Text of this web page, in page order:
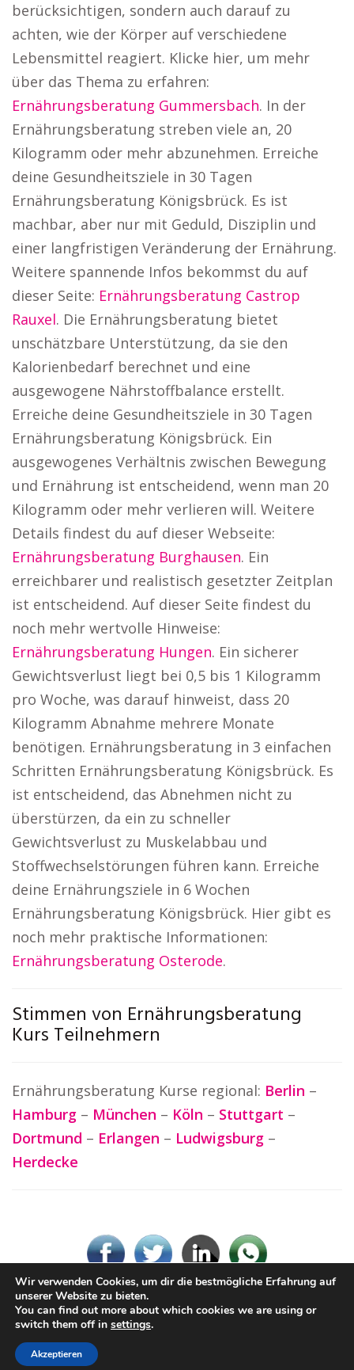
berücksichtigen, sondern auch darauf zu
achten, wie der Körper auf verschiedene
Lebensmittel reagiert. Klicke hier, um mehr
über das Thema zu erfahren:
Ernährungsberatung Gummersbach. In der
Ernährungsberatung streben viele an, 20
Kilogramm oder mehr abzunehmen. Erreiche
deine Gesundheitsziele in 30 Tagen
Ernährungsberatung Königsbrück. Es ist
machbar, aber nur mit Geduld, Disziplin und
einer langfristigen Veränderung der Ernährung.
Weitere spannende Infos bekommst du auf
dieser Seite: Ernährungsberatung Castrop
Rauxel. Die Ernährungsberatung bietet
unschätzbare Unterstützung, da sie den
Kalorienbedarf berechnet und eine
ausgewogene Nährstoffbalance erstellt.
Erreiche deine Gesundheitsziele in 30 Tagen
Ernährungsberatung Königsbrück. Ein
ausgewogenes Verhältnis zwischen Bewegung
und Ernährung ist entscheidend, wenn man 20
Kilogramm oder mehr verlieren will. Weitere
Details findest du auf dieser Webseite:
Ernährungsberatung Burghausen. Ein
erreichbarer und realistisch gesetzter Zeitplan
ist entscheidend. Auf dieser Seite findest du
noch mehr wertvolle Hinweise:
Ernährungsberatung Hungen. Ein sicherer
Gewichtsverlust liegt bei 0,5 bis 1 Kilogramm
pro Woche, was darauf hinweist, dass 20
Kilogramm Abnahme mehrere Monate
benötigen. Ernährungsberatung in 3 einfachen
Schritten Ernährungsberatung Königsbrück. Es
ist entscheidend, das Abnehmen nicht zu
überstürzen, da ein zu schneller
Gewichtsverlust zu Muskelabbau und
Stoffwechselstörungen führen kann. Erreiche
deine Ernährungsziele in 6 Wochen
Ernährungsberatung Königsbrück. Hier gibt es
noch mehr praktische Informationen:
Ernährungsberatung Osterode.
Stimmen von Ernährungsberatung
Kurs Teilnehmern
Ernährungsberatung Kurse regional: Berlin –
Hamburg – München – Köln – Stuttgart –
Dortmund – Erlangen – Ludwigsburg –
Herdecke
© Ernaehrungsberatung.rocks
Impressum / Datenschutz
Wir verwenden Cookies, um dir die bestmögliche Erfahrung auf
unserer Website zu bieten.
You can find out more about which cookies we are using or
switch them off in settings.
Akzeptieren